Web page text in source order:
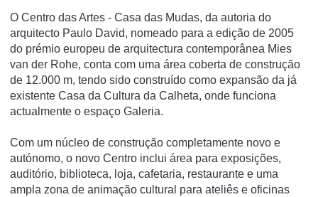
O Centro das Artes - Casa das Mudas, da autoria do
arquitecto Paulo David, nomeado para a edição de 2005
do prémio europeu de arquitectura contemporânea Mies
van der Rohe, conta com uma área coberta de construção
de 12.000 m, tendo sido construí­do como expansão da já
existente Casa da Cultura da Calheta, onde funciona
actualmente o espaço Galeria.
Com um núcleo de construção completamente novo e
autónomo, o novo Centro inclui área para exposições,
auditório, biblioteca, loja, cafetaria, restaurante e uma
ampla zona de animação cultural para ateliês e oficinas